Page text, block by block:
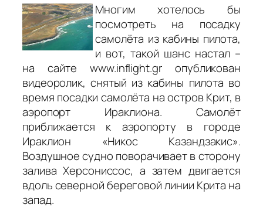
Многим хотелось бы
посмотреть на посадку
самолёта из кабины пилота,
и вот, такой шанс настал –
на сайте www.inflight.gr опубликован
видеоролик, снятый из кабины пилота во
время посадки самолёта на остров Крит, в
аэропорт Ираклиона. Самолёт
приближается к аэропорту в городе
Ираклион «Никос Казандзакис».
Воздушное судно поворачивает в сторону
залива Херсониссос, а затем двигается
вдоль северной береговой линии Крита на
запад.